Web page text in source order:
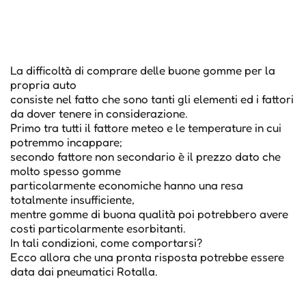
La difficoltà di comprare delle buone gomme per la
propria auto
consiste nel fatto che sono tanti gli elementi ed i fattori
da dover tenere in considerazione.
Primo tra tutti il fattore meteo e le temperature in cui
potremmo incappare;
secondo fattore non secondario è il prezzo dato che
molto spesso gomme
particolarmente economiche hanno una resa
totalmente insufficiente,
mentre gomme di buona qualità poi potrebbero avere
costi particolarmente esorbitanti.
In tali condizioni, come comportarsi?
Ecco allora che una pronta risposta potrebbe essere
data dai pneumatici Rotalla.